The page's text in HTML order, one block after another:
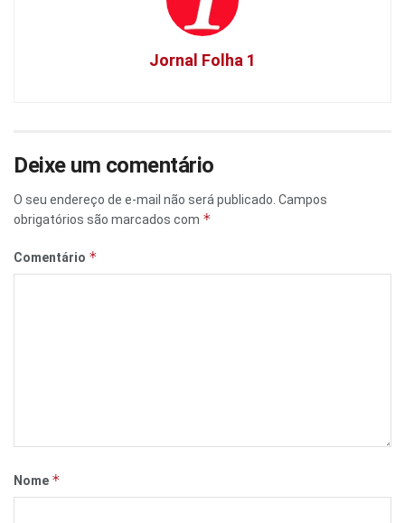
Jornal Folha 1
Deixe um comentário
O seu endereço de e-mail não será publicado. Campos
obrigatórios são marcados com *
Comentário *
Nome *